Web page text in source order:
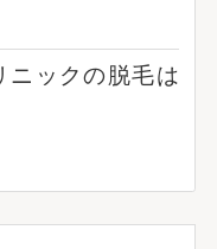
ニックの脱毛は